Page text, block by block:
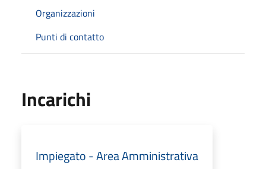
Organizzazioni
Punti di contatto
Incarichi
Impiegato - Area Amministrativa